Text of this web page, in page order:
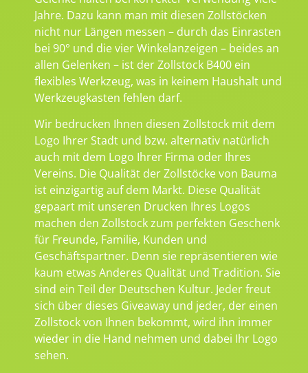
Jahre. Dazu kann man mit diesen Zollstöcken
nicht nur Längen messen – durch das Einrasten
bei 90° und die vier Winkelanzeigen – beides an
allen Gelenken – ist der Zollstock B400 ein
flexibles Werkzeug, was in keinem Haushalt und
Werkzeugkasten fehlen darf.
Wir bedrucken Ihnen diesen Zollstock mit dem
Logo Ihrer Stadt und bzw. alternativ natürlich
auch mit dem Logo Ihrer Firma oder Ihres
Vereins. Die Qualität der Zollstöcke von Bauma
ist einzigartig auf dem Markt. Diese Qualität
gepaart mit unseren Drucken Ihres Logos
machen den Zollstock zum perfekten Geschenk
für Freunde, Familie, Kunden und
Geschäftspartner. Denn sie repräsentieren wie
kaum etwas Anderes Qualität und Tradition. Sie
sind ein Teil der Deutschen Kultur. Jeder freut
sich über dieses Giveaway und jeder, der einen
Zollstock von Ihnen bekommt, wird ihn immer
wieder in die Hand nehmen und dabei Ihr Logo
sehen.